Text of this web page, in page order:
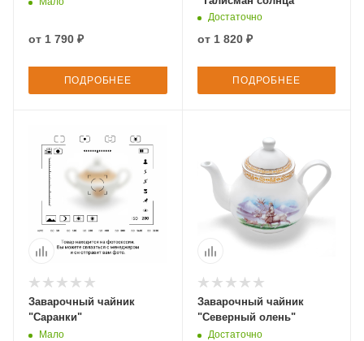
от 1 790 ₽
ПОДРОБНЕЕ
Достаточно
от 1 820 ₽
ПОДРОБНЕЕ
Заварочный чайник
"Саранки"
Мало
Заварочный чайник
"Северный олень"
Достаточно